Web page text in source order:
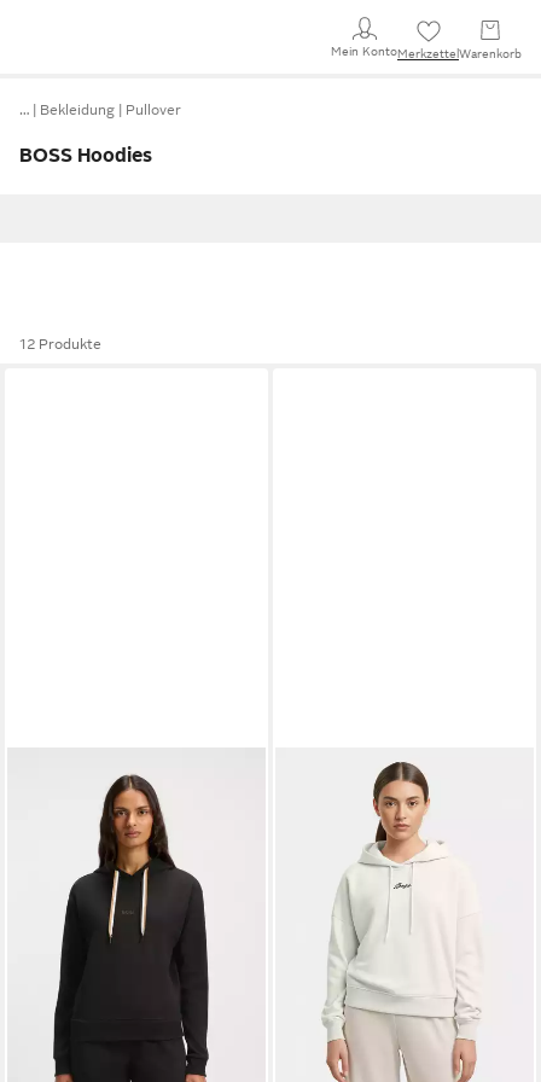
Mein KontoMerkzettel Warenkorb
… Bekleidung Pullover
BOSS Hoodies
12 Produkte